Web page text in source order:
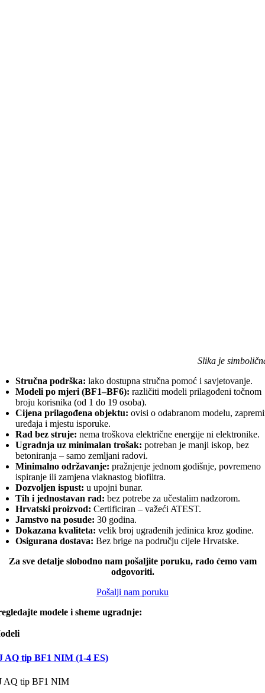
Slika je
Stručna podrška: lako dostupna stručna pomoć i savjetovanje.
Modeli po mjeri (BF1–BF6): različiti modeli prilagođeni točnom
broju korisnika (od 1 do 19 osoba).
Cijena prilagođena objektu: ovisi o odabranom modelu,
uređaja i mjestu isporuke.
Rad bez struje: nema troškova električne energije ni elektronike.
Ugradnja uz minimalan trošak: potreban je manji iskop, bez
betoniranja – samo zemljani radovi.
Minimalno održavanje: pražnjenje jednom godišnje, povremeno
ispiranje ili zamjena vlaknastog biofiltra.
Dozvoljen ispust: u upojni bunar.
Tih i jednostavan rad: bez potrebe za učestalim nadzorom.
Hrvatski proizvod: Certificiran – važeći ATEST.
Jamstvo na posude: 30 godina.
Dokazana kvaliteta: velik broj ugrađenih jedinica kroz godine.
Osigurana dostava: Bez brige na području cijele Hrvatske.
Za sve detalje slobodno nam pošaljite poruku, rado ćemo vam
odgovoriti.
Pošalji nam poruku
modele i sheme ugradnje:
AQ tip BF1 NIM (1-4 ES)
AQ tip BF1 NIM